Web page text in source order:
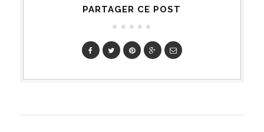
PARTAGER CE POST